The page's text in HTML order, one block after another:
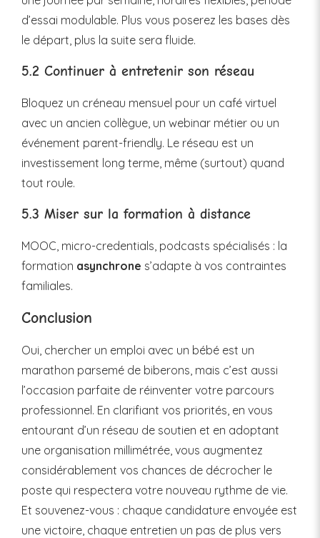
d’essai modulable. Plus vous poserez les bases dès
le départ, plus la suite sera fluide.
5.2 Continuer à entretenir son réseau
Bloquez un créneau mensuel pour un café virtuel
avec un ancien collègue, un webinar métier ou un
événement parent-friendly. Le réseau est un
investissement long terme, même (surtout) quand
tout roule.
5.3 Miser sur la formation à distance
MOOC, micro-credentials, podcasts spécialisés : la
formation asynchrone s’adapte à vos contraintes
familiales.
Conclusion
Oui, chercher un emploi avec un bébé est un
marathon parsemé de biberons, mais c’est aussi
l’occasion parfaite de réinventer votre parcours
professionnel. En clarifiant vos priorités, en vous
entourant d’un réseau de soutien et en adoptant
une organisation millimétrée, vous augmentez
considérablement vos chances de décrocher le
poste qui respectera votre nouveau rythme de vie.
Et souvenez-vous : chaque candidature envoyée est
une victoire, chaque entretien un pas de plus vers